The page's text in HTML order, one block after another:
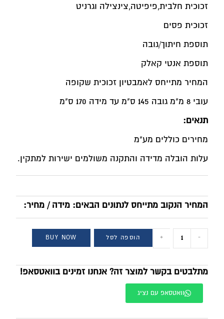
זכוכית חלבית,פיפיטה,צינצילה וגרניט
זכוכית פסים
תוספת חיתוך/גובה
תוספת אנטי קאלק
המחיר מתייחס לאמבטיון זכוכית שקופה
עובי 8 מ"מ גובה 145 ס"מ עד מידה 170 ס"מ
תנאים:
מחירים כוללים מע"מ
עלות הובלה מדידה והתקנה משולמים ישירות למתקין.
המחיר הנקוב מתייחס לנתונים הבאים: מידה / מחיר:
-
+ הוספה לסל BUY NOW
מתלבטים בקשר למוצר זה? אנחנו זמינים בוואטסאפ!
וואטסאפ עם נציג